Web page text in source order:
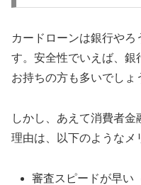
カードローンは銀行や
す。安全性でいえば、銀
お持ちの方も多いでしょ
しかし、あえて消費者
理由は、以下のようなメ
審査スピードが早い